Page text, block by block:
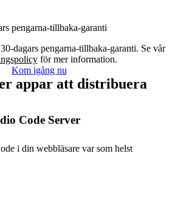
pengarna-tillbaka-garanti
dagars pengarna-tillbaka-garanti. Se vår
för mer information.
Kom igång nu
appar att distribuera
Code Server
i din webbläsare var som helst